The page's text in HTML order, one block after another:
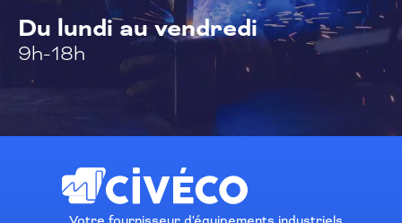
Du lundi au vendredi
9h-18h